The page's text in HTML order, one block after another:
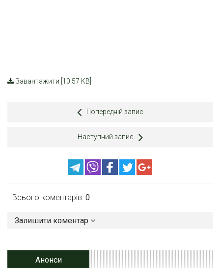
Завантажити [10.57 KB]
Попередній запис
Наступний запис
Всього коментарів: 0
Залишити коментар
Анонси